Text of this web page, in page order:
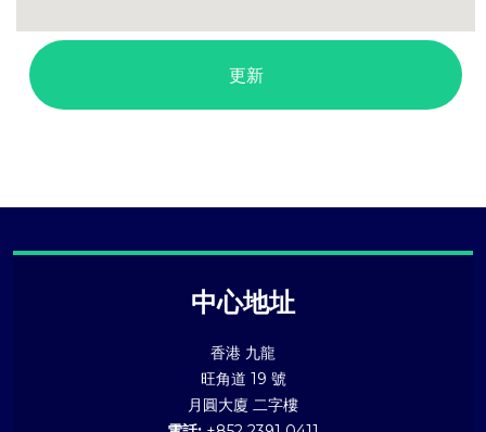
中心地址
香港 九龍
旺角道 19 號
月圓大廈 二字樓